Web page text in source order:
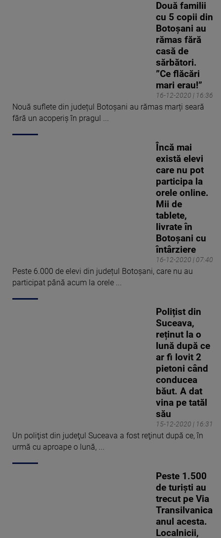
16-12-2020 | 16:36
Două familii
cu 5 copii din
Botoșani au
rămas fără
casă de
sărbători.
”Ce flăcări
mari erau!”
Nouă suflete din județul Botoșani au rămas marți seară
fără un acoperiș în pragul ...
16-12-2020 | 07:40
Încă mai
există elevi
care nu pot
participa la
orele online.
Mii de
tablete,
livrate în
Botoșani cu
întârziere
Peste 6.000 de elevi din județul Botoșani, care nu au
participat până acum la orele ...
15-12-2020 | 16:31
Polițist din
Suceava,
reținut la o
lună după ce
ar fi lovit 2
pietoni când
conducea
băut. A dat
vina pe tatăl
său
Un poliţist din judeţul Suceava a fost reţinut după ce, în
urmă cu aproape o lună, ...
Peste 1.500
de turiști au
trecut pe Via
Transilvanica
anul acesta.
Localnicii,